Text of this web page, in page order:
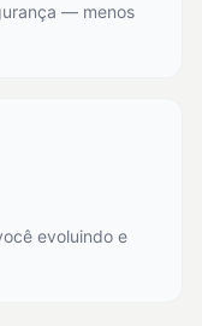
— menos
evoluindo e